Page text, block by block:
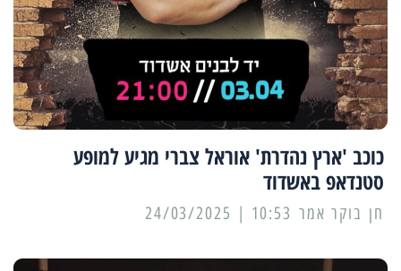
כוכב 'ארץ נהדרת' אוראל צברי מגיע למופע
סטנדאפ באשדוד
10:53 | 24/03/2025